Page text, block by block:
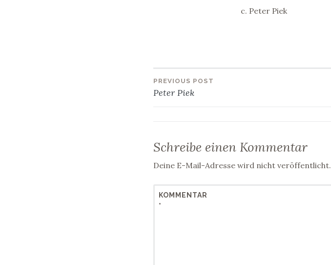
c. Peter Piek
Beitragsnavigation
PREVIOUS POST
Peter Piek
Schreibe einen Kommentar
Deine E-Mail-Adresse wird nicht veröffentlicht.
KOMMENTAR
*